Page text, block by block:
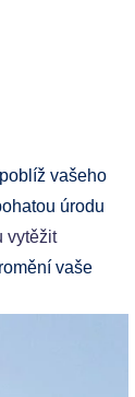
vašeho
úrodu
vytěžit
vaše